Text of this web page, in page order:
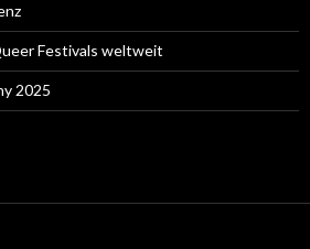
Festivals weltweit
2025